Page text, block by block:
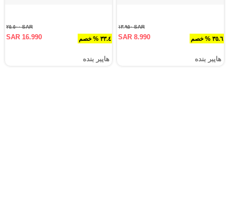
٣٥.٦ % خصم
SAR ١٣.٩٥٠
SAR 8.990
هايبر بنده
٣٣.٤ % خصم
SAR ٢٥.٥٠٠
SAR 16.990
هايبر بنده